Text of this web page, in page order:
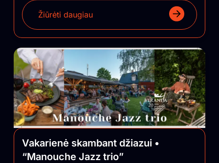
Žiūrėti daugiau
Vakarienė skambant džiazui •
“Manouche Jazz trio”